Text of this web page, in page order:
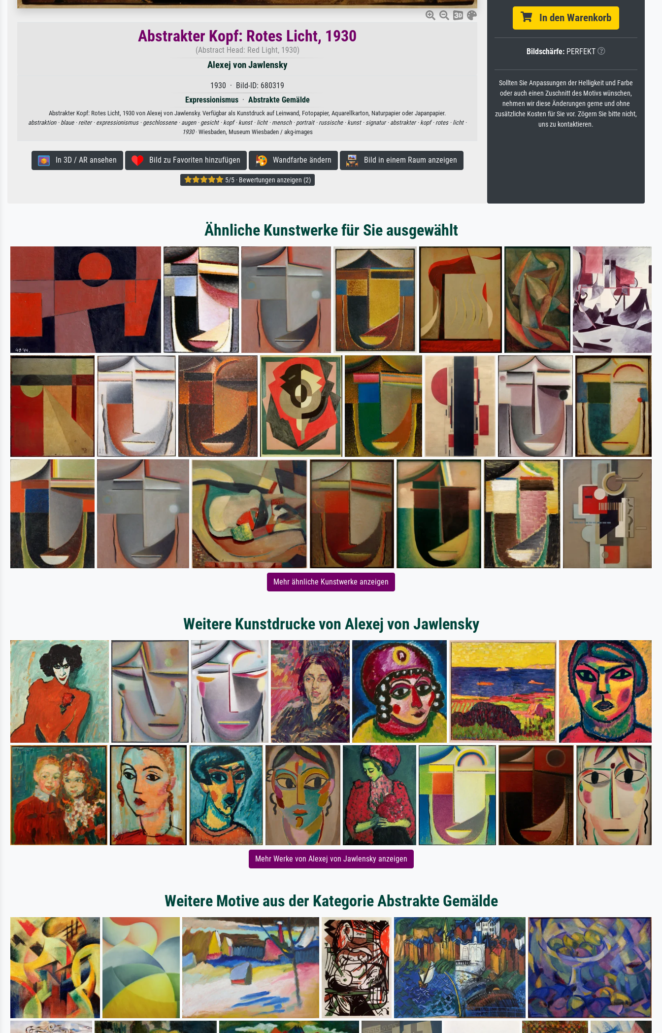
Abstrakter Kopf: Rotes Licht, 1930
(Abstract Head: Red Light, 1930)
Alexej von Jawlensky
1930 · Bild-ID: 680319
Expressionismus· Abstrakte Gemälde
Abstrakter Kopf: Rotes Licht, 1930 von Alexej von Jawlensky. Verfügbar als Kunstdruck auf Leinwand, Fotopapier, Aquarellkarton, Naturpapier oder Japanpapier.
abstraktion · blaue · reiter · expressionismus · geschlossene · augen · gesicht · kopf · kunst · licht · mensch · portrait · russische · kunst · signatur · abstrakter · kopf · rotes · licht ·
1930· Wiesbaden, Museum Wiesbaden / akg-images
In 3D / AR ansehen Bild zu Favoriten hinzufügen Wandfarbe ändern Bild in einem Raum anzeigen
5/5 · Bewertungen anzeigen (2)
In den Warenkorb
Bildschärfe: PERFEKT
Sollten Sie Anpassungen der Helligkeit und Farbe
oder auch einen Zuschnitt des Motivs wünschen,
nehmen wir diese Änderungen gerne und ohne
zusätzliche Kosten für Sie vor. Zögern Sie bitte nicht,
uns zu kontaktieren.
Ähnliche Kunstwerke für Sie ausgewählt
Mehr ähnliche Kunstwerke anzeigen
Weitere Kunstdrucke von Alexej von Jawlensky
Mehr Werke von Alexej von Jawlensky anzeigen
Weitere Motive aus der Kategorie Abstrakte Gemälde